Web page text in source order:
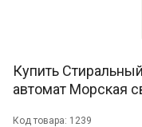
Купить
автомат Морская
Код товара: 1239